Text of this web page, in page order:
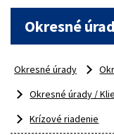
Okresné
Okresné úrady
Okresné úrady /
Krízové riadenie